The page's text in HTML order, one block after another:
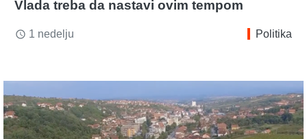
Vlada treba da nastavi ovim tempom
access_time 1 nedelju Politika